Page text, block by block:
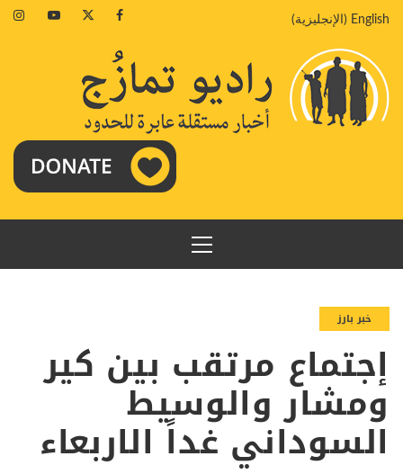
إلىEnglish
( الإنجليزية)
Facebook
Twitter
Youtube
القائمة
الرئيسية
خبر بارز
إجتماع مرتقب بين كير
ومشار والوسيط
السوداني غداً الاربعاء